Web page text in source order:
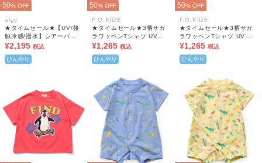
50% OFF
algy
★タイムセール★【UV/接
触冷感/撥水】シアーパー
カー
¥2,195 税込
ひんやり
50% OFF
F.O.KIDS
★タイムセール★3柄サガ
ラワッペンTシャツ UVカ
ット 吸水速乾 接触冷感
¥1,265 税込
ひんやり
50% OFF
F.O.KIDS
★タイムセール★3柄サガ
ラワッペンTシャツ UVカ
ット 吸水速乾 接触冷感
¥1,265 税込
ひんやり